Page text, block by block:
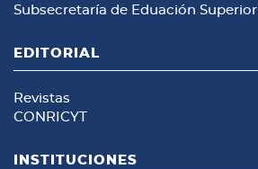
Subsecretaría de Eduación Superior
EDITORIAL
Revistas
CONRICYT
INSTITUCIONES